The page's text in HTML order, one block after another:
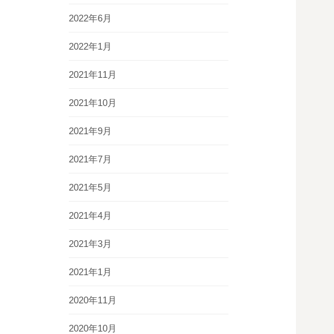
2022年6月
2022年1月
2021年11月
2021年10月
2021年9月
2021年7月
2021年5月
2021年4月
2021年3月
2021年1月
2020年11月
2020年10月